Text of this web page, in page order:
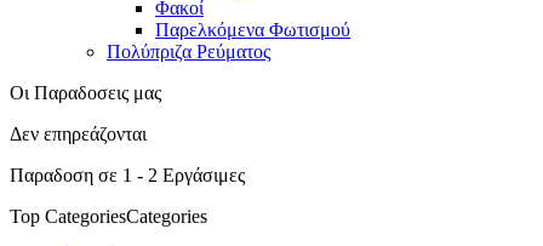
Φακοί
Παρελκόμενα Φωτισμού
Πολύπριζα Ρεύματος
Οι Παραδοσεις μας
Δεν επηρεάζονται
Παραδοση σε 1 - 2 Εργάσιμες
Top CategoriesCategories